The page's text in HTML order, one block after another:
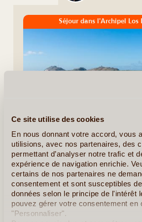
Ce site utilise des cookies
En nous donnant votre accord, vous
utilisions, avec nos partenaires, des
permettant d’analyser notre trafic et
expérience de navigation enrichie.
certains de nos partenaires ne
consentement et sont susceptibles
données selon le principe de l'intérêt
pouvez gérer votre consentement en
"Personnaliser".
Séjour dans l'Archipel Los
7J/6N
L’archipel de Los Roques, «le
Christophe Colomb, classé parc national,
importantes réserves marines des
hectares d’atolls coralliens. Le (...)